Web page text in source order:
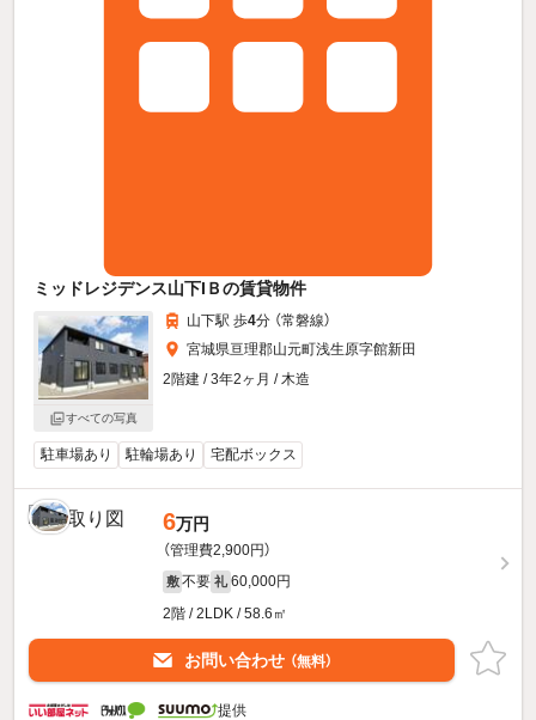
ミッドレジデンス山下IＢの賃貸物件
すべての写真
山下駅 歩4分 （常磐線）
宮城県亘理郡山元町浅生原字館新田
2階建 / 3年2ヶ月 / 木造
駐車場あり 駐輪場あり 宅配ボックス
6万円
（管理費2,900円）
敷 不要 礼 60,000円
2階 / 2LDK / 58.6㎡
お問い合わせ （無料）
提供